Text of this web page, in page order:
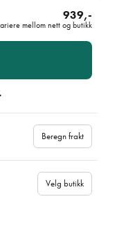
939,-
mellom nett og butikk
Beregn frakt
Velg butikk